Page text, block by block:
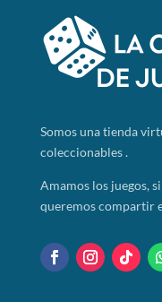
Somosuna tienda
coleccionables .
Amamos los juegos,
queremos compartir